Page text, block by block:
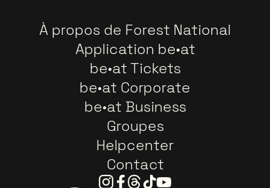
À propos de Forest National
Application be•at
be•at Tickets
be•at Corporate
be•at Business
Groupes
Helpcenter
Contact
Instagram
Facebook
Threads
TiktokYoutube